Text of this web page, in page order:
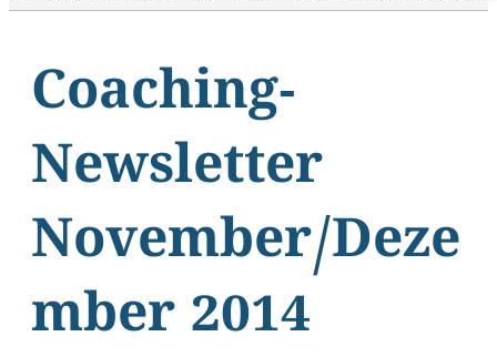
Coaching-
Newsletter
November/Deze
mber 2014